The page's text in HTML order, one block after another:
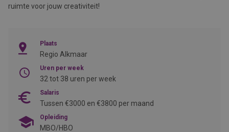
ruimte voor jouw creativiteit!
Plaats
Regio Alkmaar
Uren per week
32 tot 38 uren per week
Salaris
Tussen €3000 en €3800 per maand
Opleiding
MBO/HBO